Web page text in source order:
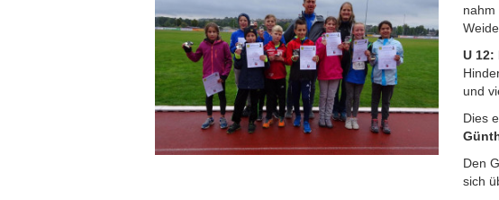
nahm
U 12:
und
Dies
Den
sich